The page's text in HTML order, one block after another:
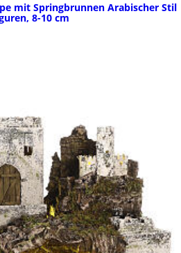
mit Springbrunnen Arabischer Stil
8-10 cm